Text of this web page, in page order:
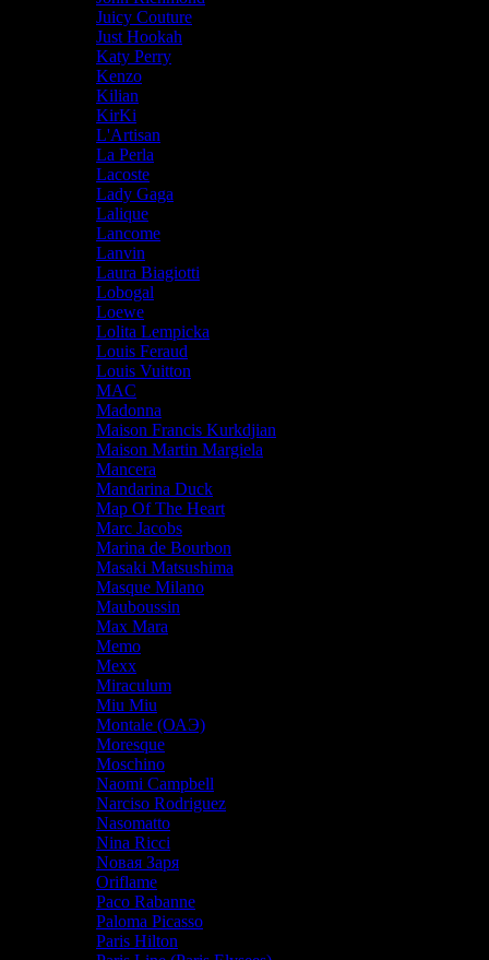
Juicy Couture
Just Hookah
Katy Perry
Kenzo
Kilian
KirKi
L'Artisan
La Perla
Lacoste
Lady Gaga
Lalique
Lancome
Lanvin
Laura Biagiotti
Lobogal
Loewe
Lolita Lempicka
Louis Feraud
Louis Vuitton
MAC
Madonna
Maison Francis Kurkdjian
Maison Martin Margiela
Mancera
Mandarina Duck
Map Of The Heart
Marc Jacobs
Marina de Bourbon
Masaki Matsushima
Masque Milano
Mauboussin
Max Mara
Memo
Mexx
Miraculum
Miu Miu
Montale (ОАЭ)
Moresque
Moschino
Naomi Campbell
Narciso Rodriguez
Nasomatto
Nina Ricci
Nовая Заря
Oriflame
Paco Rabanne
Paloma Picasso
Paris Hilton